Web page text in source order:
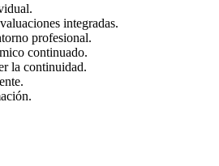
integradas.
profesional.
continuado.
la continuidad.